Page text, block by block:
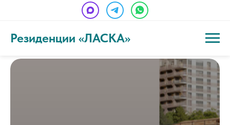
Резиденции «ЛАСКА»